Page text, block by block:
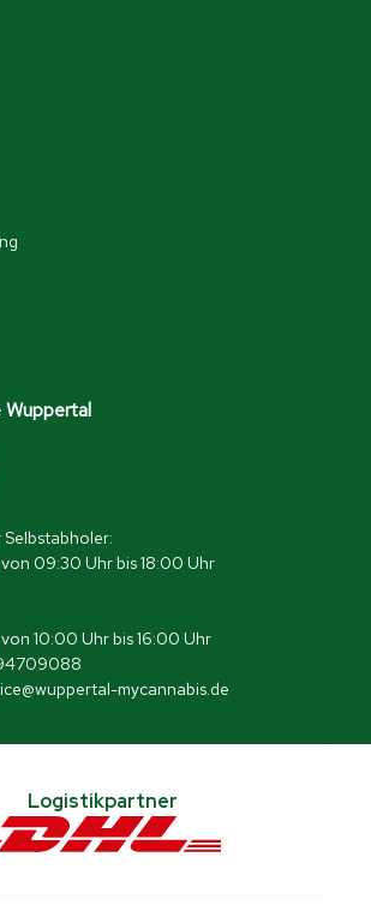
Wuppertal
09:30 Uhr bis 18:00 Uhr
10:00 Uhr bis 16:00 Uhr
mycannabis.de
Logistikpartner